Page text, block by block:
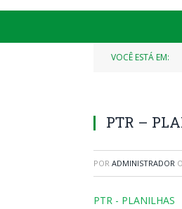
VOCÊ ESTÁ EM:
PTR –
POR ADMINISTRADOR
PTR - PLANILHAS